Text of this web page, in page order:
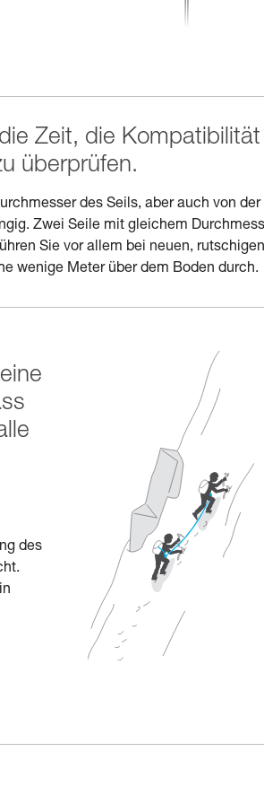
Zeit, die
überprüfen.
des Seils, aber auch von
Zwei Seile mit gleichem
Sie vor allem bei neuen,
wenige Meter über dem Boden durch.
des